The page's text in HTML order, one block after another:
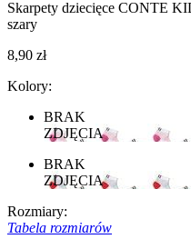
Skarpety dziecięce CONTE
szary
8,90 zł
Kolory:
BRAK
ZDJĘCIA
BRAK
ZDJĘCIA
Rozmiary:
Tabela rozmiarów